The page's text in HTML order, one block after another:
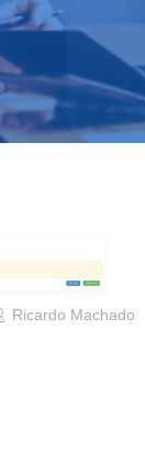
Ricardo Machado